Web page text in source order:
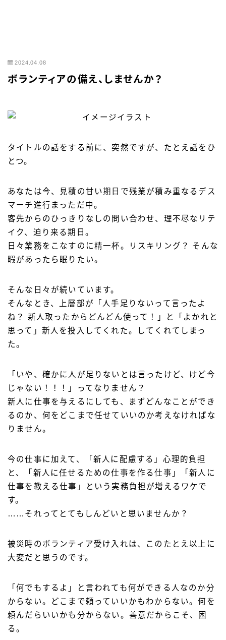
2024.04.08
ボランティアの備え、しませんか？
タイトルの話をする前に、突然ですが、たとえ話をひ
とつ。
あなたは今、見積の甘い期日で残業が積み重なるデス
マーチ進行まっただ中。
客先からのひっきりなしの問い合わせ、理不尽なリテ
イク、迫り来る期日。
日々業務をこなすのに精一杯。リスキリング？ そんな
暇があったら眠りたい。
そんな日々が続いています。
そんなとき、上層部が「人手足りないって言ったよ
ね？ 新人取ったからどんどん使って！」と「よかれと
思って」新人を投入してくれた。してくれてしまっ
た。
「いや、確かに人が足りないとは言ったけど、けど今
じゃない！！！」ってなりません？
新人に仕事を与えるにしても、まずどんなことができ
るのか、何をどこまで任せていいのか考えなければな
りません。
今の仕事に加えて、「新人に配慮する」心理的負担
と、「新人に任せるための仕事を作る仕事」「新人に
仕事を教える仕事」という実務負担が増えるワケで
す。
……それってとてもしんどいと思いませんか？
被災時のボランティア受け入れは、このたとえ以上に
大変だと思うのです。
「何でもするよ」と言われても何ができる人なのか分
からない。どこまで頼っていいかもわからない。何を
頼んだらいいかも分からない。善意だからこそ、困
る。